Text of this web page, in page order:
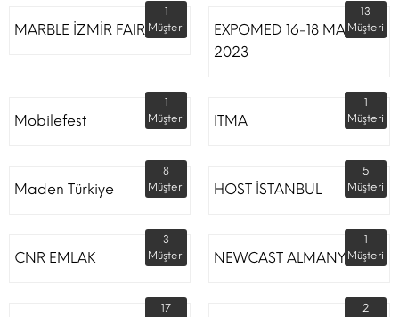
MARBLE İZMİR FAIR
1
Müşteri
EXPOMED 16-18 MART
2023
13
Müşteri
Mobilefest
1
Müşteri
ITMA
1
Müşteri
Maden Türkiye
8
Müşteri
HOST İSTANBUL
5
Müşteri
CNR EMLAK
3
Müşteri
NEWCAST ALMANYA
1
Müşteri
17
2